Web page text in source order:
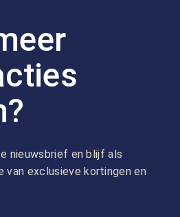
nieuwsbrief en blijf als
van exclusieve kortingen en